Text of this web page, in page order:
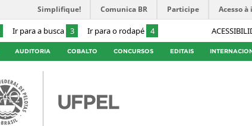
Ir para a busca 3 Ir para o rodapé 4
Simplifique! Comunica BR Participe Acesso
AUDITORIA COBALTO CONCURSOS EDITAIS